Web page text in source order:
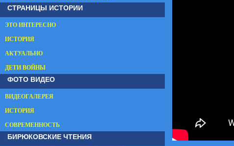
СТРАНИЦЫ ИСТОРИИ
ЭТО ИНТЕРЕСНО
ИСТОРИЯ
АКТУАЛЬНО
ДЕТИ ВОЙНЫ
ФОТО ВИДЕО
ВИДЕОГАЛЕРЕЯ
ИСТОРИЯ
СОВРЕМЕННОСТЬ
БИРЮКОВСКИЕ ЧТЕНИЯ